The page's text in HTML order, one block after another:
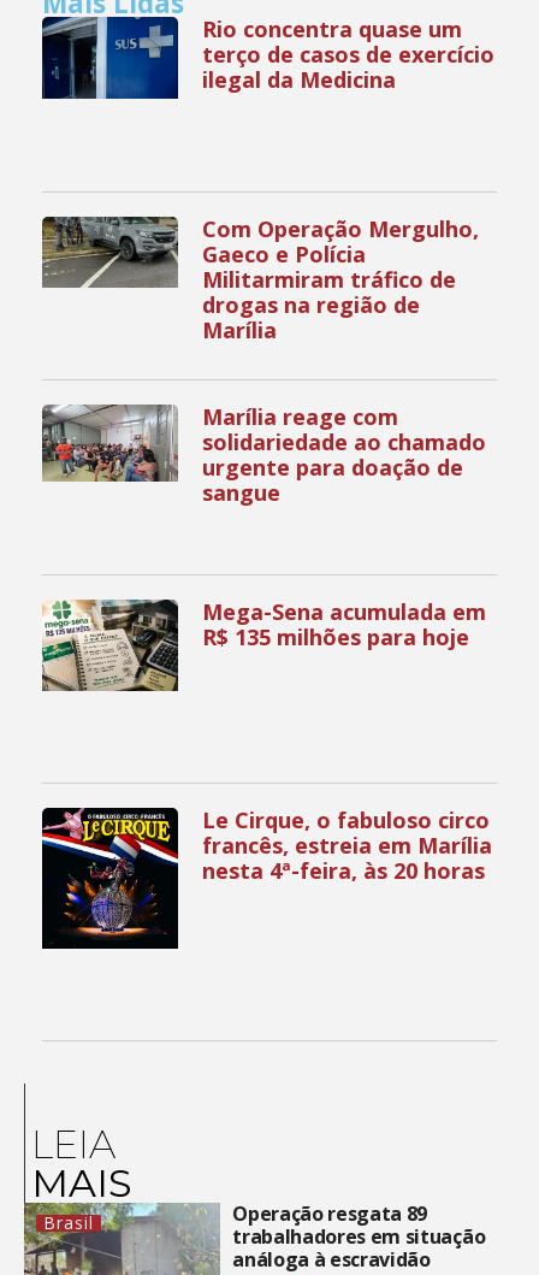
Rio concentra quase um
terço de casos de exercício
ilegal da Medicina
Com Operação Mergulho,
Gaeco e Polícia
Militarmiram tráfico de
drogas na região de
Marília
Marília reage com
solidariedade ao chamado
urgente para doação de
sangue
Mega-Sena acumulada em
R$ 135 milhões para hoje
Le Cirque, o fabuloso circo
francês, estreia em Marília
nesta 4ª-feira, às 20 horas
LEIA
MAIS
Brasil
Operação resgata 89
trabalhadores em situação
análoga à escravidão